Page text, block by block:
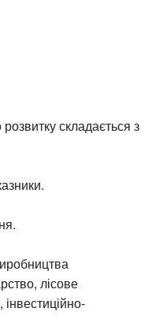
складається з
лісове
інвестиційно-